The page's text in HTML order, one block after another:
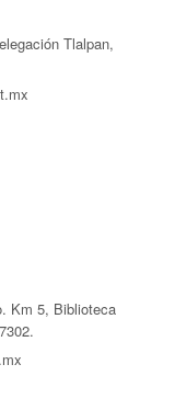
Tlalpan,
Km 5, Biblioteca